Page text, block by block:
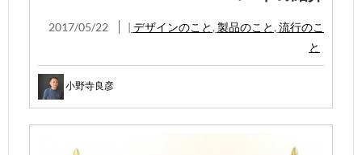
2017/05/22 | デザインのこと , 製品のこと , 流行のこ
と
小野寺良彦